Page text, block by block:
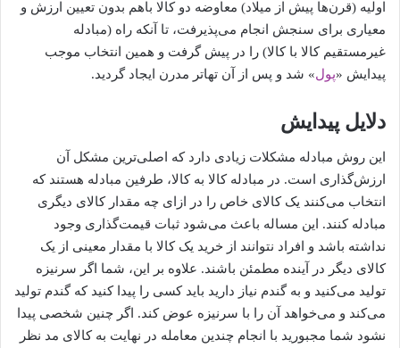
اولیه (قرن‌ها پیش از میلاد) معاوضه دو کالا باهم بدون تعیین ارزش و
معیاری برای سنجش انجام می‌پذیرفت، تا آنکه راه (مبادله
غیرمستقیم کالا با کالا) را در پیش گرفت و همین انتخاب موجب
پیدایش «پول» شد و پس از آن تهاتر مدرن ایجاد گردید.
دلایل پیدایش
این روش مبادله مشکلات زیادی دارد که اصلی‌ترین مشکل آن
ارزش‌گذاری است. در مبادله کالا به کالا، طرفین مبادله هستند که
انتخاب می‌کنند یک کالای خاص را در ازای چه مقدار کالای دیگری
مبادله کنند. این مساله باعث می‌شود ثبات قیمت‌گذاری وجود
نداشته باشد و افراد نتوانند از خرید یک کالا با مقدار معینی از یک
کالای دیگر در آینده مطمئن باشند. علاوه بر این، شما اگر سرنیزه
تولید می‌کنید و به گندم نیاز دارید باید کسی را پیدا کنید که گندم تولید
می‌کند و می‌خواهد آن را با سرنیزه عوض کند. اگر چنین شخصی پیدا
نشود شما مجبورید با انجام چندین معامله در نهایت به کالای مد نظر